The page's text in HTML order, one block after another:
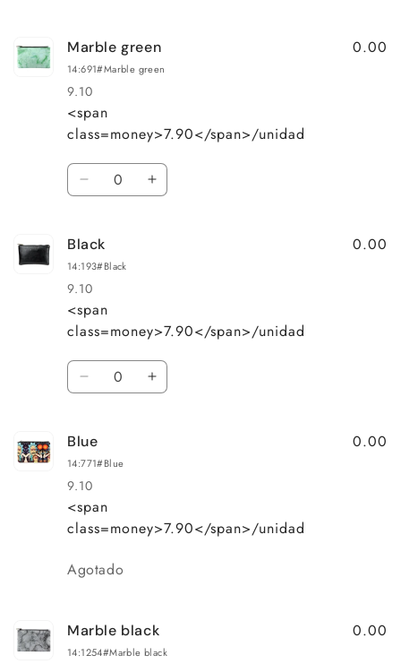
Marble
Purple
Marble
Purple
Marble green
14:691#Marble green
Precio
habitual
9.10
Precio
de
oferta
<span
class=money>7.90</span>/unidad
0.00
Cantidad
Reducir
Marble
green
Aumentar
Black
14:193#Black
Precio
habitual
9.10
Precio
de
oferta
<span
class=money>7.90</span>/unidad
0.00
Cantidad
Reducir
Black
Aumentar
Blue
14:771#Blue
Precio
habitual
9.10
Precio
de
<span
class=money>7.90</span>/unidad
0.00
Cantidad
Agotado
Marble black
14:1254#Marble black
0.00